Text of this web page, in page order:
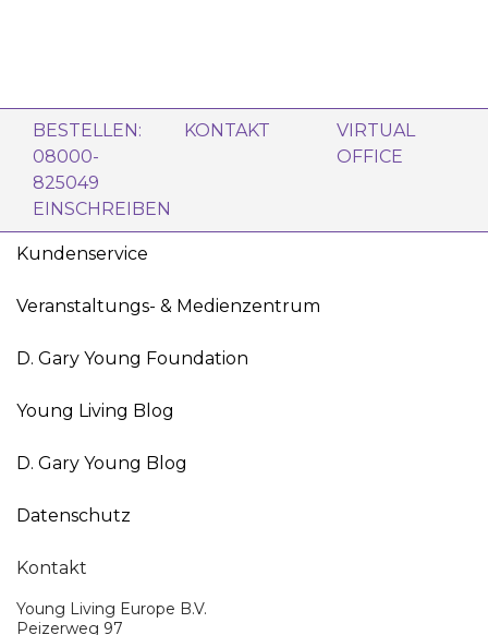
BESTELLEN:
08000-
825049
KONTAKT
VIRTUAL
OFFICE
EINSCHREIBEN
Kundenservice
Veranstaltungs- & Medienzentrum
D. Gary Young Foundation
Young Living Blog
D. Gary Young Blog
Datenschutz
Kontakt
Young Living Europe B.V.
Peizerweg 97